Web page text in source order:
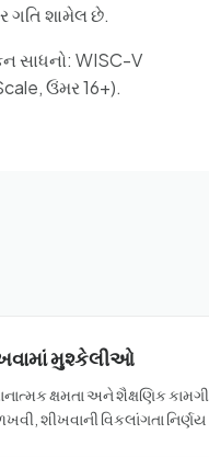
ગતિ શામેલ છે.
સાધનો: WISC-V
ઉંમર 16+).
મુશ્કેલીઓ
ક્ષમતા અને શૈક્ષણિક
શીખવાની વિકલાંગતા નિર્ણય